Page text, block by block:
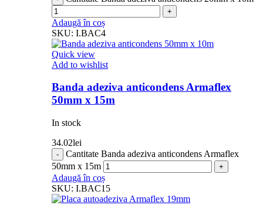
Adaugă în coș
SKU: I.BAC4
Quick view
Add to wishlist
Banda adeziva anticondens Armaflex
50mm x 15m
In stock
34.02lei
Cantitate Banda adeziva anticondens Armaflex
50mm x 15m
Adaugă în coș
SKU: I.BAC15